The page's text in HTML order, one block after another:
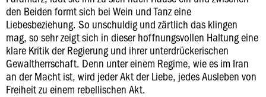
den Beiden formt sich bei Wein und Tanz eine
Liebesbeziehung. So unschuldig und zärtlich das klingen
mag, so sehr zeigt sich in dieser hoffnungsvollen Haltung eine
klare Kritik der Regierung und ihrer unterdrückerischen
Gewaltherrschaft. Denn unter einem Regime, wie es im Iran
an der Macht ist, wird jeder Akt der Liebe, jedes Ausleben von
Freiheit zu einem rebellischen Akt.